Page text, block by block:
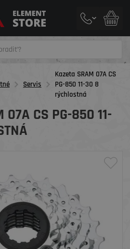
Servis
Kazeta SRAM 07A CS
PG-850 11-30 8
rýchlostná
07A CS PG-850 11-